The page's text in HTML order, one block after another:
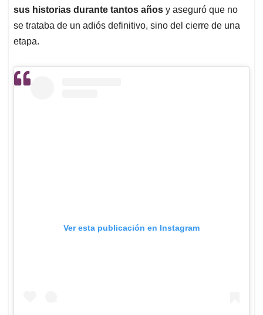
sus historias durante tantos años y aseguró que no
se trataba de un adiós definitivo, sino del cierre de una
etapa.
Ver esta publicación en Instagram